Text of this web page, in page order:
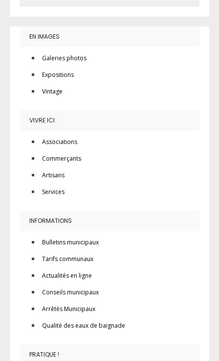
EN IMAGES
Galeries photos
Expositions
Vintage
VIVRE ICI
Associations
Commerçants
Artisans
Services
INFORMATIONS
Bulletins municipaux
Tarifs communaux
Actualités en ligne
Conseils municipaux
Arrêtés Municipaux
Qualité des eaux de baignade
PRATIQUE !